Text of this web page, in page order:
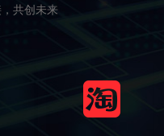
共创未来